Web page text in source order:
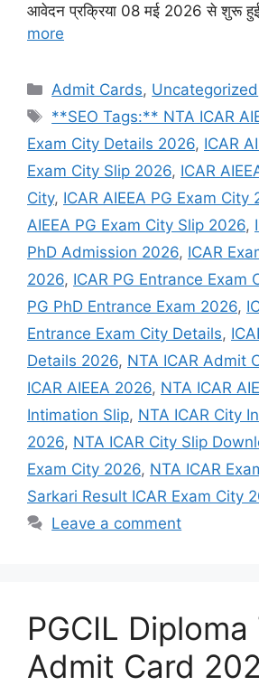
आवेदन प्रक्रिया 08 मई 2026 से शुरू
more
Admit Cards, Uncategorized
**SEO Tags:** NTA ICAR
Exam City Details 2026, ICAR
Exam City Slip 2026, ICAR
City, ICAR AIEEA PG Exam City
AIEEA PG Exam City Slip 2026,
PhD Admission 2026, ICAR
2026, ICAR PG Entrance Exam
PG PhD Entrance Exam 2026,
Entrance Exam City Details,
Details 2026, NTA ICAR Admit
ICAR AIEEA 2026, NTA ICAR
Intimation Slip, NTA ICAR City
2026, NTA ICAR City Slip
Exam City 2026, NTA ICAR
Sarkari Result ICAR Exam City
Leave a comment
PGCIL
Admit Card